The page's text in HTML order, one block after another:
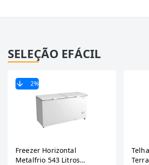
SELEÇÃO EFÁCIL
2%
Freezer Horizontal
Metalfrio 543 Litros